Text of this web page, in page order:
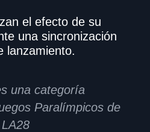
el efecto de su
una sincronización
lanzamiento.
una categoría
Paralímpicos de